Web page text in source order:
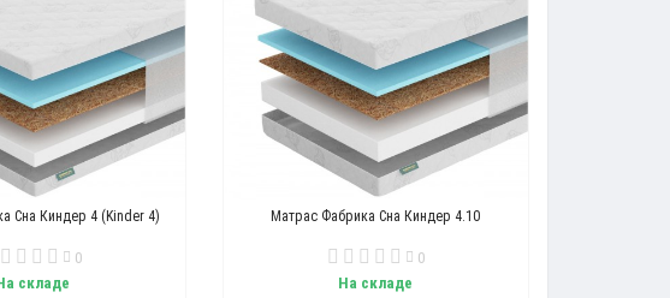
Сна Киндер 4 (Kinder 4)
0
складе
Матрас Фабрика Сна Киндер 4.10
0
На складе